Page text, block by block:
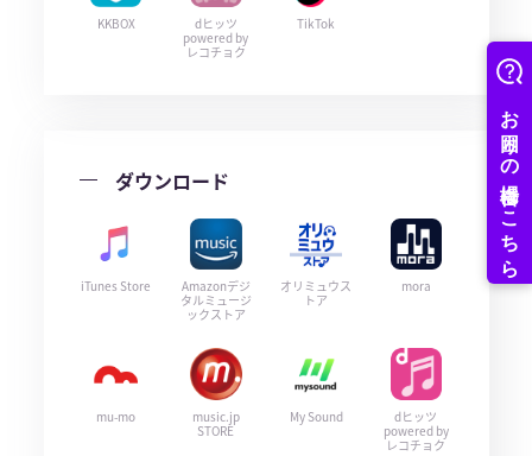
KKBOX
dヒッツ
powered by
レコチョク
TikTok
ダウンロード
iTunes Store
Amazonデジ
タルミュージ
ックストア
オリミュウス
トア
mora
mu-mo
music.jp
STORE
My Sound
dヒッツ
powered by
レコチョク